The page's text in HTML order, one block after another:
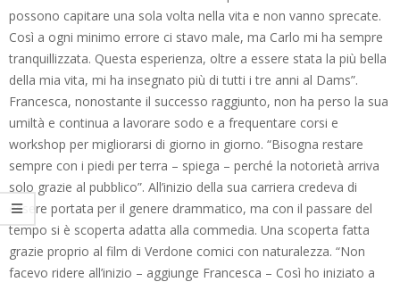
possono capitare una sola volta nella vita e non vanno sprecate.
Così a ogni minimo errore ci stavo male, ma Carlo mi ha sempre
tranquillizzata. Questa esperienza, oltre a essere stata la più bella
della mia vita, mi ha insegnato più di tutti i tre anni al Dams”.
Francesca, nonostante il successo raggiunto, non ha perso la sua
umiltà e continua a lavorare sodo e a frequentare corsi e
workshop per migliorarsi di giorno in giorno. “Bisogna restare
sempre con i piedi per terra – spiega – perché la notorietà arriva
solo grazie al pubblico”. All’inizio della sua carriera credeva di
essere portata per il genere drammatico, ma con il passare del
tempo si è scoperta adatta alla commedia. Una scoperta fatta
grazie proprio al film di Verdone comici con naturalezza. “Non
facevo ridere all’inizio – aggiunge Francesca – Così ho iniziato a